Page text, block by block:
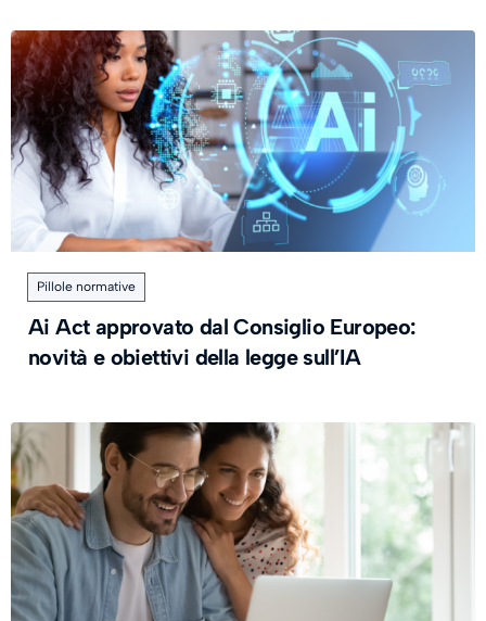
Pillole normative
Ai Act approvato dal Consiglio Europeo:
novità e obiettivi della legge sull’IA